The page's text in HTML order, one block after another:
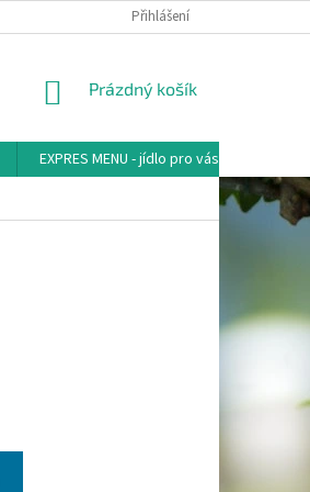
Přihlášení
NÁKUPNÍ
Prázdný košík
EXPRES MENU - jídlo pro vás